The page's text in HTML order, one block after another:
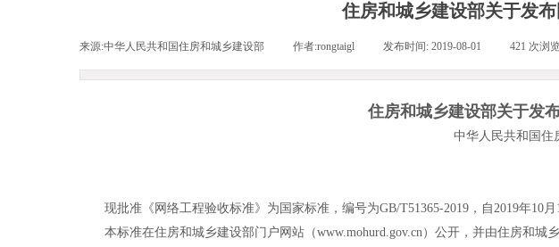
住房和城乡建设部关于发
来源:中华人民共和国住房和城乡建设部 作者:rongtaigl 发布时间: 2019-08-01 421 次浏
住房和城乡建设部关于发
中华人民共和国住
现批准《网络工程验收标准》为国家标准，编号为GB/T51365-2019，自2019年10月
本标准在住房和城乡建设部门户网站（www.mohurd.gov.cn）公开，并由住房和城